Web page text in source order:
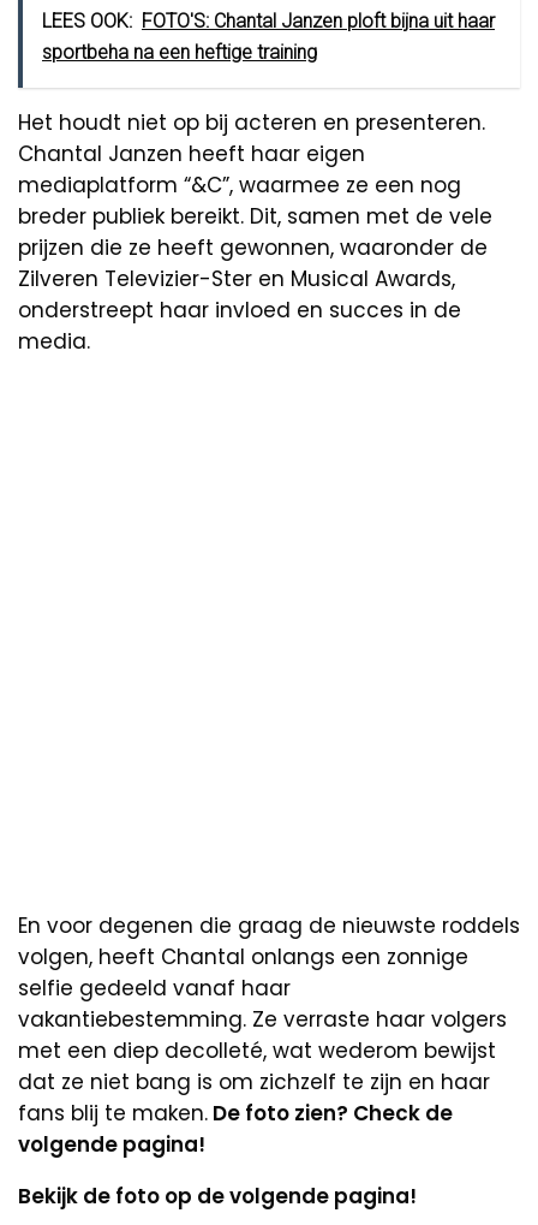
LEES OOK: FOTO'S: Chantal Janzen ploft bijna uit haar
sportbeha na een heftige training
Het houdt niet op bij acteren en presenteren.
Chantal Janzen heeft haar eigen
mediaplatform “&C”, waarmee ze een nog
breder publiek bereikt. Dit, samen met de vele
prijzen die ze heeft gewonnen, waaronder de
Zilveren Televizier-Ster en Musical Awards,
onderstreept haar invloed en succes in de
media.
En voor degenen die graag de nieuwste roddels
volgen, heeft Chantal onlangs een zonnige
selfie gedeeld vanaf haar
vakantiebestemming. Ze verraste haar volgers
met een diep decolleté, wat wederom bewijst
dat ze niet bang is om zichzelf te zijn en haar
fans blij te maken. De foto zien? Check de
volgende pagina!
Bekijk de foto op de volgende pagina!